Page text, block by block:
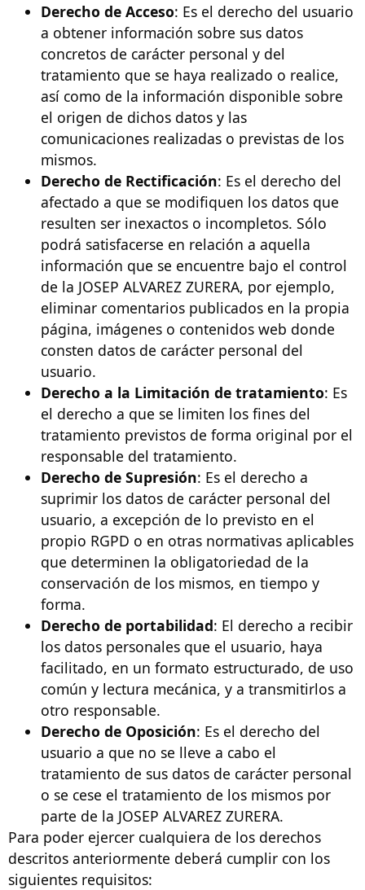
Derecho de Acceso: Es el derecho del usuario
a obtener información sobre sus datos
concretos de carácter personal y del
tratamiento que se haya realizado o realice,
así como de la información disponible sobre
el origen de dichos datos y las
comunicaciones realizadas o previstas de los
mismos.
Derecho de Rectificación: Es el derecho del
afectado a que se modifiquen los datos que
resulten ser inexactos o incompletos. Sólo
podrá satisfacerse en relación a aquella
información que se encuentre bajo el control
de la JOSEP ALVAREZ ZURERA, por ejemplo,
eliminar comentarios publicados en la propia
página, imágenes o contenidos web donde
consten datos de carácter personal del
usuario.
Derecho a la Limitación de tratamiento: Es
el derecho a que se limiten los fines del
tratamiento previstos de forma original por el
responsable del tratamiento.
Derecho de Supresión: Es el derecho a
suprimir los datos de carácter personal del
usuario, a excepción de lo previsto en el
propio RGPD o en otras normativas aplicables
que determinen la obligatoriedad de la
conservación de los mismos, en tiempo y
forma.
Derecho de portabilidad: El derecho a recibir
los datos personales que el usuario, haya
facilitado, en un formato estructurado, de uso
común y lectura mecánica, y a transmitirlos a
otro responsable.
Derecho de Oposición: Es el derecho del
usuario a que no se lleve a cabo el
tratamiento de sus datos de carácter personal
o se cese el tratamiento de los mismos por
parte de la JOSEP ALVAREZ ZURERA.
Para poder ejercer cualquiera de los derechos
descritos anteriormente deberá cumplir con los
siguientes requisitos: